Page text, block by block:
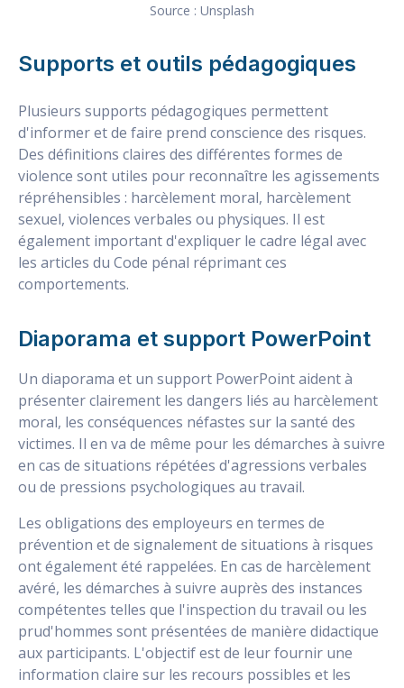
Source : Unsplash
Supports et outils pédagogiques
Plusieurs supports pédagogiques permettent
d'informer et de faire prend conscience des risques.
Des définitions claires des différentes formes de
violence sont utiles pour reconnaître les agissements
répréhensibles : harcèlement moral, harcèlement
sexuel, violences verbales ou physiques. Il est
également important d'expliquer le cadre légal avec
les articles du Code pénal réprimant ces
comportements.
Diaporama et support PowerPoint
Un diaporama et un support PowerPoint aident à
présenter clairement les dangers liés au harcèlement
moral, les conséquences néfastes sur la santé des
victimes. Il en va de même pour les démarches à suivre
en cas de situations répétées d'agressions verbales
ou de pressions psychologiques au travail.
Les obligations des employeurs en termes de
prévention et de signalement de situations à risques
ont également été rappelées. En cas de harcèlement
avéré, les démarches à suivre auprès des instances
compétentes telles que l'inspection du travail ou les
prud'hommes sont présentées de manière didactique
aux participants. L'objectif est de leur fournir une
information claire sur les recours possibles et les